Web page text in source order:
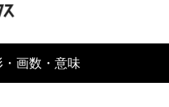
・画数・意味